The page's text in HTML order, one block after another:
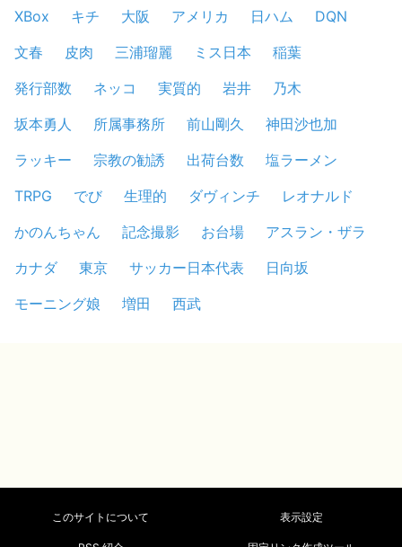
XBox
キチ 大阪 アメリカ 日ハム
DQN
文春
皮肉 三浦瑠麗 ミス日本
稲葉
発行部数
ネッコ 実質的 岩井
乃木
坂本勇人
所属事務所 前山剛久
神田沙也加
ラッキー
宗教の勧誘 出荷台数
塩ラーメン
TRPG
でび 生理的 ダヴィンチ
レオナルド
かのんちゃん
記念撮影 お台場
アスラン・ザラ
カナダ
東京 サッカー日本代表
日向坂
モーニング娘
増田 西武
このサイトについて 表示設定